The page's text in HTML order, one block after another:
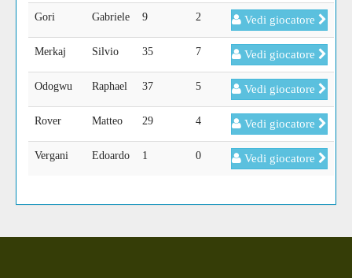
Gori Gabriele 9 2 Vedi giocatore
Merkaj Silvio 35 7 Vedi giocatore
Odogwu Raphael 37 5 Vedi giocatore
Rover Matteo 29 4 Vedi giocatore
Vergani Edoardo 1 0 Vedi giocatore